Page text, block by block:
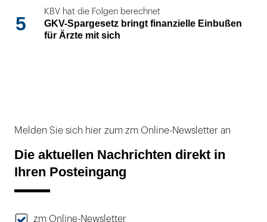
5
KBV hat die Folgen berechnet
GKV-Spargesetz bringt finanzielle Einbußen
für Ärzte mit sich
Melden Sie sich hier zum zm Online-Newsletter an
Die aktuellen Nachrichten direkt in
Ihren Posteingang
zm Online-Newsletter